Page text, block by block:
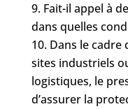
Fait-il appel à
dans quelles
Dans le cadre
sites industriels
logistiques, le
d’assurer la